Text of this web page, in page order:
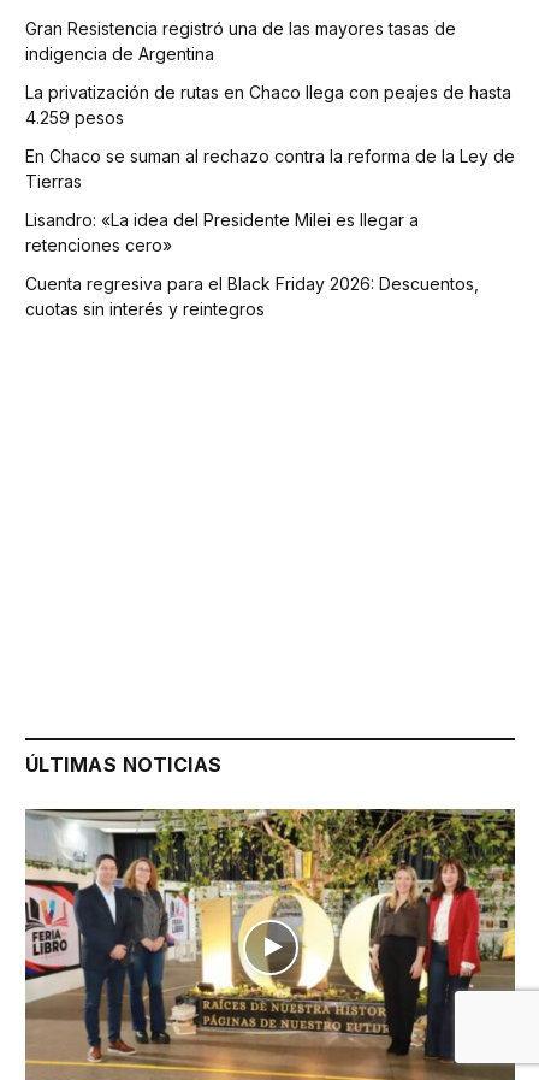
Gran Resistencia registró una de las mayores tasas de
indigencia de Argentina
La privatización de rutas en Chaco llega con peajes de hasta
4.259 pesos
En Chaco se suman al rechazo contra la reforma de la Ley de
Tierras
Lisandro: «La idea del Presidente Milei es llegar a
retenciones cero»
Cuenta regresiva para el Black Friday 2026: Descuentos,
cuotas sin interés y reintegros
ÚLTIMAS NOTICIAS